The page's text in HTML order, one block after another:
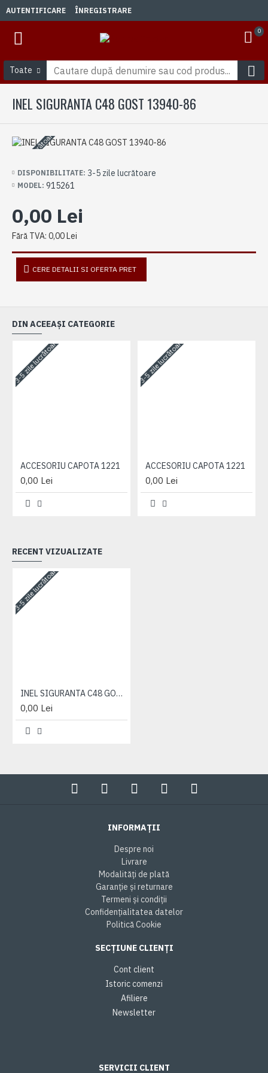
AUTENTIFICARE ÎNREGISTRARE
0
Toate
INEL SIGURANTA C48 GOST 13940-86
3-5 zile lucrătoare
DISPONIBILITATE: 3-5 zile lucrătoare
MODEL: 915261
0,00 Lei
Fără TVA: 0,00 Lei
CERE DETALII SI OFERTA PRET
DIN ACEEAȘI CATEGORIE
3-5 zile lucrătoare
ACCESORIU CAPOTA 1221
0,00 Lei
3-5 zile lucrătoare
ACCESORIU CAPOTA 1221
0,00 Lei
RECENT VIZUALIZATE
3-5 zile lucrătoare
INEL SIGURANTA C48 GOST 13940-86
0,00 Lei
INFORMAȚII
Despre noi
Livrare
Modalități de plată
Garanție și returnare
Termeni și condiții
Confidențialitatea datelor
Politică Cookie
SECȚIUNE CLIENȚI
Cont client
Istoric comenzi
Afiliere
Newsletter
SERVICII CLIENT